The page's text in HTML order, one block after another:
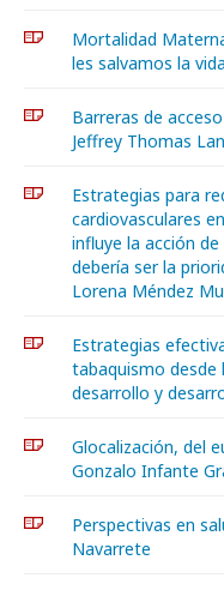
Mortalidad
les salvamos la
Barreras de
Jeffrey Thomas
Estrategias para
cardiovasculares
influye la acción
debería ser la
Lorena Méndez
Estrategias
tabaquismo desde
desarrollo y
Glocalización, del
Gonzalo Infante
Perspectivas en
Navarrete